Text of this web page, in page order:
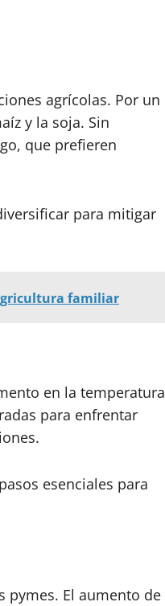
agrícolas. Por un
y la soja. Sin
que prefieren
para mitigar
familiar
en la temperatura
para enfrentar
esenciales para
pymes. El aumento de